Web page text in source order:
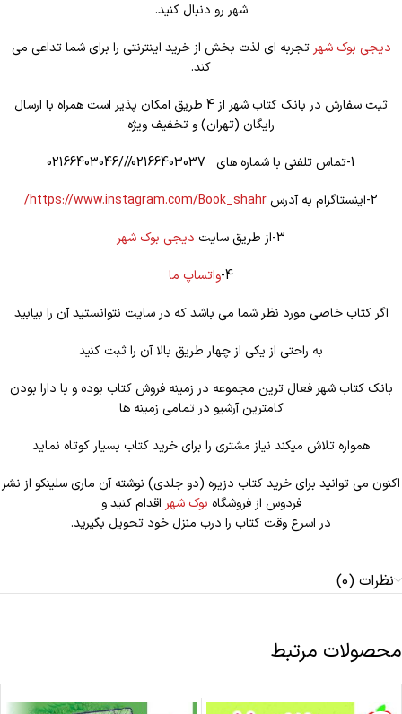
شهر رو دنبال کنید.
دیجی بوک شهر تجربه ای لذت بخش از خرید اینترنتی را برای شما تداعی می
کند.
ثبت سفارش در بانک کتاب شهر از 4 طریق امکان پذیر است همراه با ارسال
رایگان (تهران) و تخفیف ویژه
1-تماس تلفنی با شماره های 02166403037///02166403046
2-اینستاگرام به آدرس
https://www.instagram.com/Book_shahr/
3-از طریق سایت
دیجی بوک شهر
4- واتساپ ما
اگر کتاب خاصی مورد نظر شما می باشد که در سایت نتوانستید آن را بیابید
به راحتی از یکی از چهار طریق بالا آن را ثبت کنید
بانک کتاب شهر فعال ترین مجموعه در زمینه فروش کتاب بوده و با دارا بودن
کامترین آرشیو در تمامی زمینه ها
همواره تلاش میکند نیاز مشتری را برای خرید کتاب بسیار کوتاه نماید
اکنون می توانید برای خرید کتاب دزیره (دو جلدی) نوشته آن ماری سلینکو از نشر
فردوس از فروشگاه بوک شهر اقدام کنید و
در اسرع وقت کتاب را درب منزل خود تحویل بگیرید.
نظرات (0)
محصولات مرتبط